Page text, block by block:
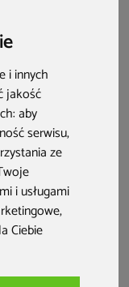
i innych
jakość
aby
serwisu,
ze
i usługami
,
Ciebie